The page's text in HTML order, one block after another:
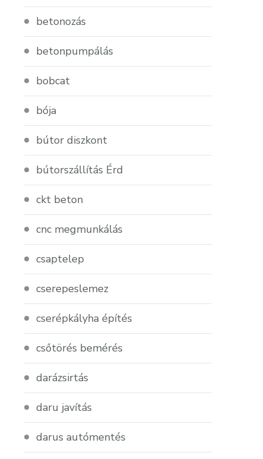
betonozás
betonpumpálás
bobcat
bója
bútor diszkont
bútorszállítás Érd
ckt beton
cnc megmunkálás
csaptelep
cserepeslemez
cserépkályha építés
csőtörés bemérés
darázsirtás
daru javítás
darus autómentés